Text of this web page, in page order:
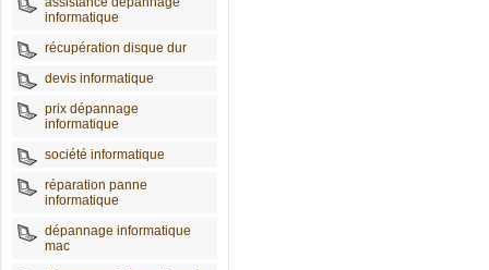
informatique
récupération disque dur
devis informatique
prix dépannage
informatique
société informatique
réparation panne
informatique
dépannage informatique
mac